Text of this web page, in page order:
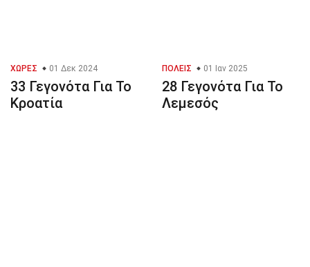
ΧΏΡΕΣ 01 Δεκ 2024
33 Γεγονότα Για Το
Κροατία
ΠΌΛΕΙΣ 01 Ιαν 2025
28 Γεγονότα Για Το
Λεμεσός